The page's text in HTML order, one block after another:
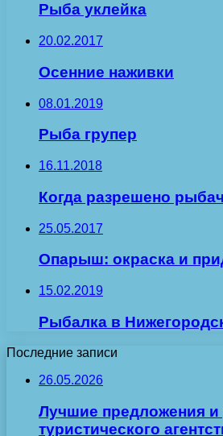
Рыба уклейка
20.02.2017
Осенние наживки
08.01.2019
Рыба групер
16.11.2018
Когда разрешено
25.05.2017
Опарыш: окраска и
15.02.2019
Рыбалка в
Последние записи
26.05.2026
Лучшие предложения и
туристического